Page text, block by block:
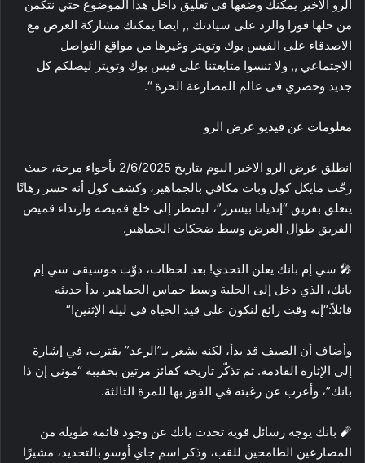
الرو الاخير يمكنك وضعها فى تعليق داخل هذا الموضوع حتي نتكمن
من حلها فورا والرد على سيادتك ,, ايضا يمكنك مشاركة العرض مع
الاصدقاء على الفيس بوك وتويتر وغيرها من مواقع التواصل
الاجتماعي ,, ولا تنسوا متابعتنا على فيس بوك وتويتر ليصلكم كل
جديد وحصري فى عالم المصارعة الحرة “.
معلومات عن فيديو عرض الرو
انطلق عرض الرو الاخير اليوم بتاريخ 2/6/2025 بأجواء مرحة، حيث
رحّب مايكل كول وبات مكافي بالجماهير، وكشف كول أنه خسر رهانًا
يتعلق بفريق “إنديانا بيسرز”، ليضطر إلى خلع قميصه وارتداء قميص
الفريق طوال العرض وسط ضحكات الجماهير.
🎤 سي إم بانك يعلن التحدي! بعد لحظات، دوّت موسيقى سي إم
بانك، الذي دخل إلى الحلبة وسط حماس الجماهير. بدأ حديثه
قائلاً:”إنه وقت رائع لنكون على قيد الحياة في ليلة الإثنين!”
وأضاف أن الصيف قد بدأ، لكنه يشعر بـ”الرعد” يقترب، في إشارة
إلى الإثارة القادمة. ثم تذكّر تاريخه كفائز مرتين بحقيبة “موني إن ذا
بانك”، وأعرب عن رغبته في الفوز بها للمرة الثالثة.
🧨 بانك يوجه رسائل قوية تحدث بانك عن وجود قائمة طويلة من
المصارعين الطامحين للقب، وذكر اسم جاي أوسو بالتحديد، مشيرًا